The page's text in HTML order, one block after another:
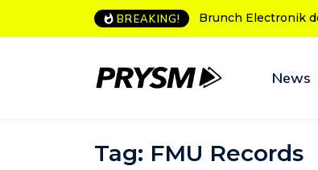
BREAKING!
Electronik de retour à BordeauxL’Amnesia Ibiza
programme des
News
Tag: FMU Records